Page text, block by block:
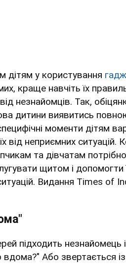
дітям у користування
краще навчіть їх
незнайомців. Так,
дитини виявитись
моменти дітям
від неприємних ситуацій.
та дівчатам
щитом і допомогти
Видання Times of
підходить незнайомець
вдома?" Або звертається